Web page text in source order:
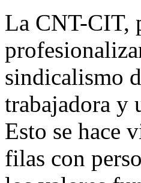
La CNT-CIT,
sindicalismo
trabajadora y
Esto se hace
filas con